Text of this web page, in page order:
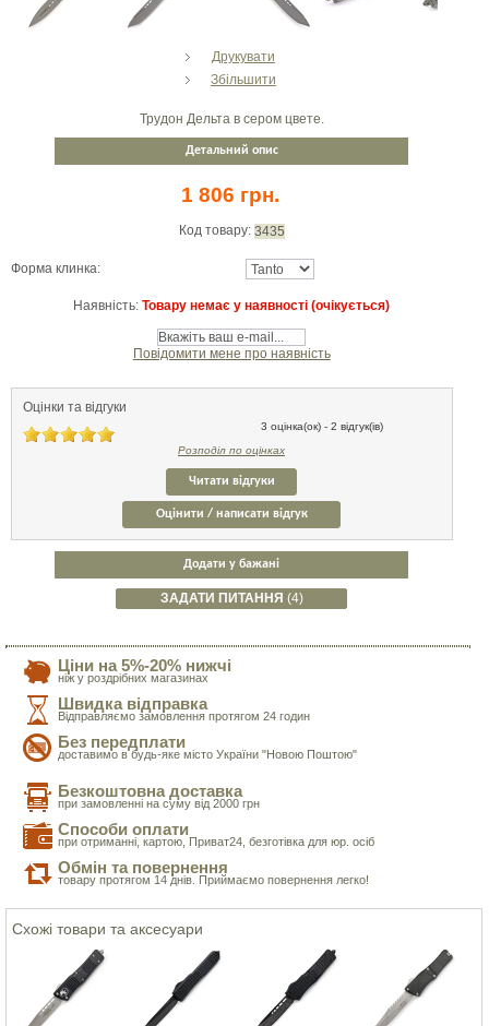
Друкувати
Збільшити
Трудон Дельта в сером цвете.
Детальний опис
1 806 грн.
Код товару: 3435
Форма клинка:
Наявність: Товару немає у наявності (очікується)
Повідомити мене про наявність
Оцінки та відгуки
3 оцінка(ок) - 2 відгук(ів)
Розподіл по оцінках
Читати відгуки
Оцінити / написати відгук
Додати у бажані
ЗАДАТИ ПИТАННЯ (4)
Ціни на 5%-20% нижчі
ніж у роздрібних магазинах
Швидка відправка
Відправляємо замовлення протягом 24 годин
Без передплати
доставимо в будь-яке місто України "Новою Поштою"
Безкоштовна доставка
при замовленні на суму від 2000 грн
Способи оплати
при отриманні, картою, Приват24, безготівка для юр. осіб
Обмін та повернення
товару протягом 14 днів. Приймаємо повернення легко!
Схожі товари та аксесуари